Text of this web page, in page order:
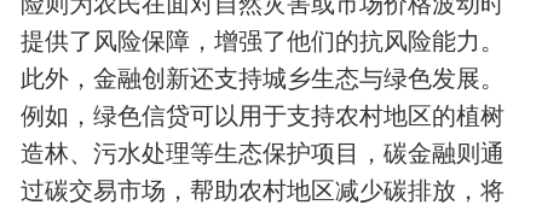
提供了风险保障，增强了他们的抗风险能力。
此外，金融创新还支持城乡生态与绿色发展。
例如，绿色信贷可以用于支持农村地区的植树
造林、污水处理等生态保护项目，碳金融则通
过碳交易市场，帮助农村地区减少碳排放，将